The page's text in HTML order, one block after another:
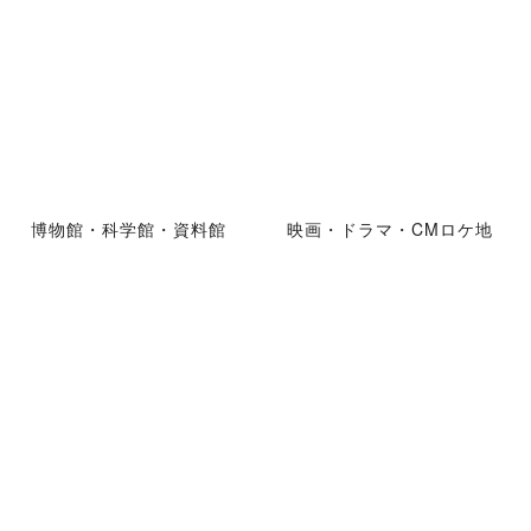
博物館・科学館・資料館 映画・ドラマ・CMロケ地